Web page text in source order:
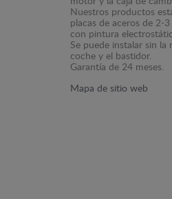
Nuestros productos
placas de aceros de 2-
con pintura
Se puede instalar sin la
coche y el bastidor.
Garantía de 24 meses.
Mapa de sitio web